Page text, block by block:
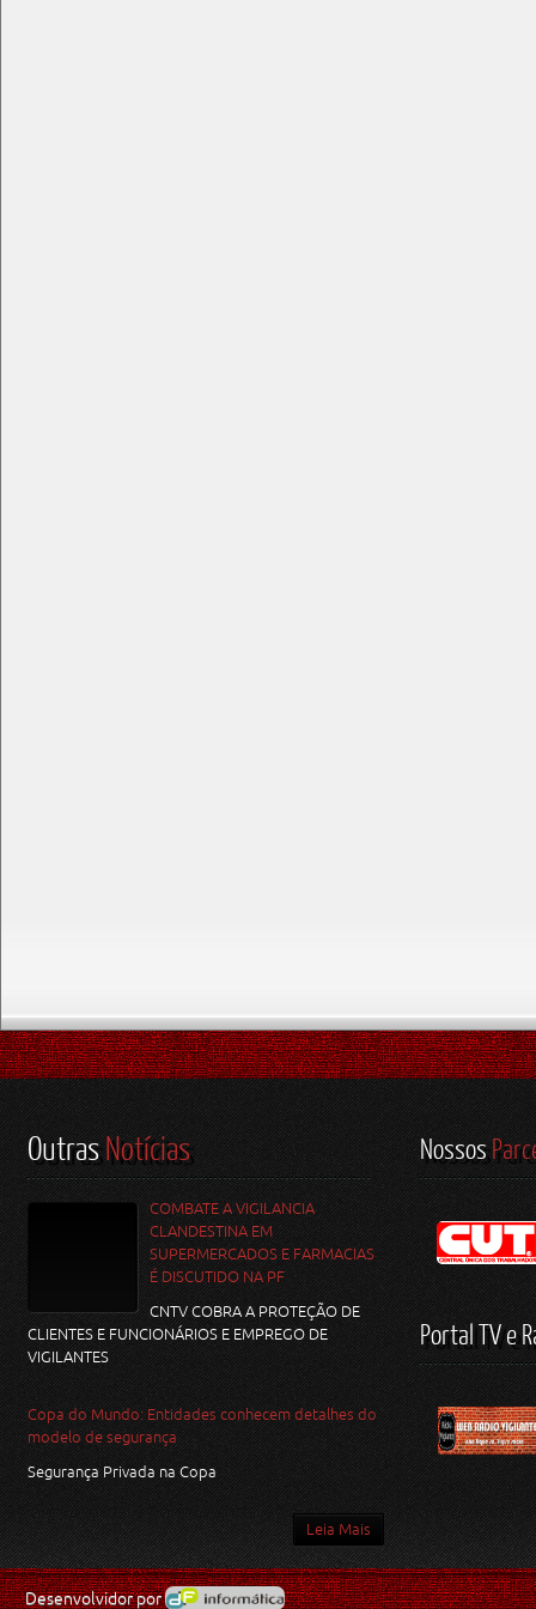
OutrasNotícias
COMBATE A VIGILANCIA
CLANDESTINA EM
SUPERMERCADOS E FARMACIAS
É DISCUTIDO NA PF
CNTV COBRA A PROTEÇÃO DE
CLIENTES E FUNCIONÁRIOS E EMPREGO DE
VIGILANTES
Copa do Mundo: Entidades conhecem detalhes do
modelo de segurança
Segurança Privada na Copa
Leia Mais
Nossos
Portal TV e
Desenvolvidor por